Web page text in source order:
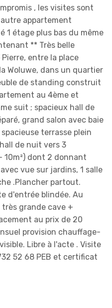
, les visites sont
appartement
étage plus bas du même
** Très belle
entre la place
Woluwe, dans un quartier
de standing construit
au 4ème et
suit ; spacieux hall de
grand salon avec baie
terrasse plein
de nuit vers 3
10m²) dont 2 donnant
vue sur jardins, 1 salle
.Plancher partout.
d'entrée blindée. Au
grande cave +
au prix de 20
provision chauffage-
Libre à l'acte . Visite
52 68 PEB et certificat